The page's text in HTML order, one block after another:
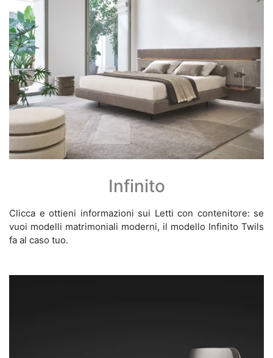
Infinito
Clicca e ottieni informazioni sui Letti con contenitore: se
vuoi modelli matrimoniali moderni, il modello Infinito Twils
fa al caso tuo.